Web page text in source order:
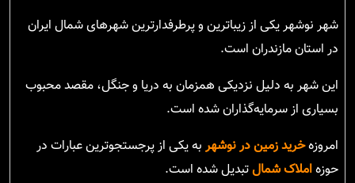
شهر نوشهر یکی از زیباترین و پرطرفدارترین شهرهای شمال ایران
در استان مازندران است.
این شهر به دلیل نزدیکی همزمان به دریا و جنگل، مقصد محبوب
بسیاری از سرمایه‌گذاران شده است.
امروزهخرید زمین در نوشهر به یکی از پرجستجوترین عبارات در
حوزهاملاک شمالتبدیل شده است.